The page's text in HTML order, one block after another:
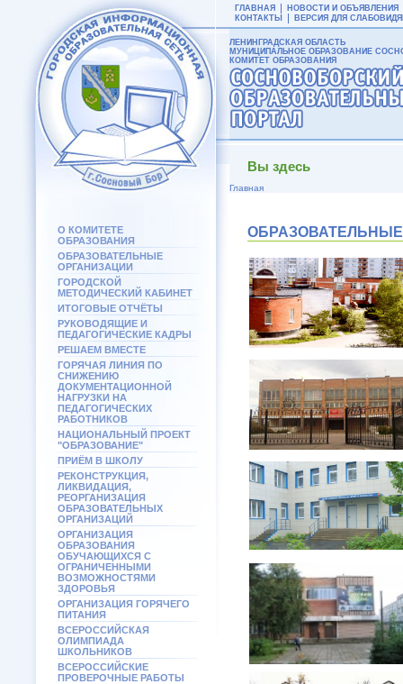
О КОМИТЕТЕ
ОБРАЗОВАНИЯ
ОБРАЗОВАТЕЛЬНЫЕ
ОРГАНИЗАЦИИ
ГОРОДСКОЙ
МЕТОДИЧЕСКИЙ КАБИНЕТ
ИТОГОВЫЕ ОТЧЁТЫ
РУКОВОДЯЩИЕ И
ПЕДАГОГИЧЕСКИЕ КАДРЫ
РЕШАЕМ ВМЕСТЕ
ГОРЯЧАЯ ЛИНИЯ ПО
СНИЖЕНИЮ
ДОКУМЕНТАЦИОННОЙ
НАГРУЗКИ НА
ПЕДАГОГИЧЕСКИХ
РАБОТНИКОВ
НАЦИОНАЛЬНЫЙ ПРОЕКТ
"ОБРАЗОВАНИЕ"
ПРИЁМ В ШКОЛУ
РЕКОНСТРУКЦИЯ,
ЛИКВИДАЦИЯ,
РЕОРГАНИЗАЦИЯ
ОБРАЗОВАТЕЛЬНЫХ
ОРГАНИЗАЦИЙ
ОРГАНИЗАЦИЯ
ОБРАЗОВАНИЯ
ОБУЧАЮЩИХСЯ С
ОГРАНИЧЕННЫМИ
ВОЗМОЖНОСТЯМИ
ЗДОРОВЬЯ
ОРГАНИЗАЦИЯ ГОРЯЧЕГО
ПИТАНИЯ
ВСЕРОССИЙСКАЯ
ОЛИМПИАДА
ШКОЛЬНИКОВ
ВСЕРОССИЙСКИЕ
ПРОВЕРОЧНЫЕ РАБОТЫ
ГЛАВНАЯ
НОВОСТИ И ОБЪЯВЛЕНИЯ
КОНТАКТЫ
ВЕРСИЯ ДЛЯ
ЛЕНИНГРАДСКАЯ ОБЛАСТЬ
МУНИЦИПАЛЬНОЕ ОБРАЗОВАНИЕ
КОМИТЕТ ОБРАЗОВАНИЯ
Вы здесь
Главная